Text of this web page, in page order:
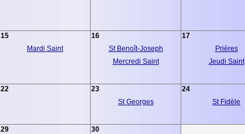
15
Mardi Saint
16
St Benoît-Joseph
Mercredi Saint
17
Prières
Jeudi Saint
22
23
St Georges
24
St Fidèle
29
30